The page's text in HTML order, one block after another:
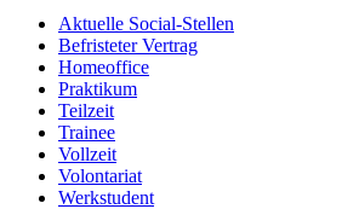
Aktuelle Social-Stellen
Befristeter Vertrag
Homeoffice
Praktikum
Teilzeit
Trainee
Vollzeit
Volontariat
Werkstudent